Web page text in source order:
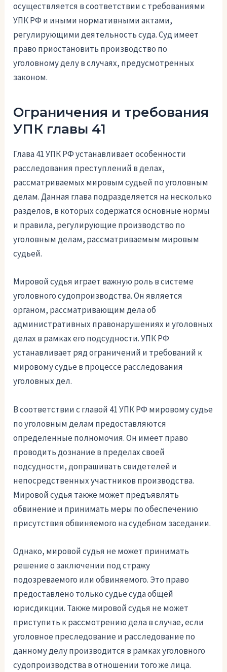
осуществляется в соответствии с требованиями
УПК РФ и иными нормативными актами,
регулирующими деятельность суда. Суд имеет
право приостановить производство по
уголовному делу в случаях, предусмотренных
законом.
Ограничения и требования
УПК главы 41
Глава 41 УПК РФ устанавливает особенности
расследования преступлений в делах,
рассматриваемых мировым судьей по уголовным
делам. Данная глава подразделяется на несколько
разделов, в которых содержатся основные нормы
и правила, регулирующие производство по
уголовным делам, рассматриваемым мировым
судьей.
Мировой судья играет важную роль в системе
уголовного судопроизводства. Он является
органом, рассматривающим дела об
административных правонарушениях и уголовных
делах в рамках его подсудности. УПК РФ
устанавливает ряд ограничений и требований к
мировому судье в процессе расследования
уголовных дел.
В соответствии с главой 41 УПК РФ мировому судье
по уголовным делам предоставляются
определенные полномочия. Он имеет право
проводить дознание в пределах своей
подсудности, допрашивать свидетелей и
непосредственных участников производства.
Мировой судья также может предъявлять
обвинение и принимать меры по обеспечению
присутствия обвиняемого на судебном заседании.
Однако, мировой судья не может принимать
решение о заключении под стражу
подозреваемого или обвиняемого. Это право
предоставлено только судье суда общей
юрисдикции. Также мировой судья не может
приступить к рассмотрению дела в случае, если
уголовное преследование и расследование по
данному делу производится в рамках уголовного
судопроизводства в отношении того же лица.